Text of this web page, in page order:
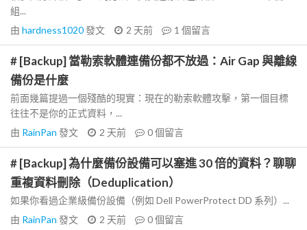
組...
由 hardness1020發文 2 天前 1 個留言
# [Backup] 當勒索軟體連備份都不放過：Air Gap 與離線
備份是什麼
前面幾篇提過一個殘酷的現實：現在的勒索軟體攻擊，第一個目標
往往不是你的正式資料，...
由 RainPan 發文 2 天前 0個留言
# [Backup] 為什麼備份設備可以塞進 30 倍的資料？聊聊
重複資料刪除（Deduplication）
如果你看過企業級備份設備（例如 Dell PowerProtect DD 系列）...
由 RainPan 發文 2 天前 0個留言